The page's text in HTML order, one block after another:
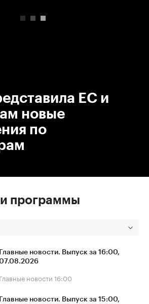
ЕС и
новые
по
программы
Главные новости. Выпуск за 16:00,
Главные новости 16:00
Главные новости. Выпуск за 15:00,